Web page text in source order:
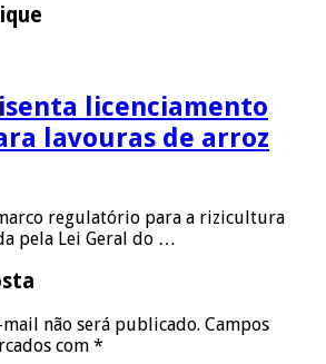
isenta licenciamento
lavouras de arroz
regulatório para a rizicultura
pela Lei Geral do …
mail não será publicado. Campos
com *